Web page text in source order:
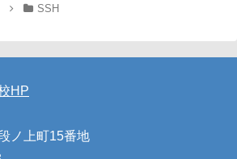
SSH
HP
ノ上町15番地